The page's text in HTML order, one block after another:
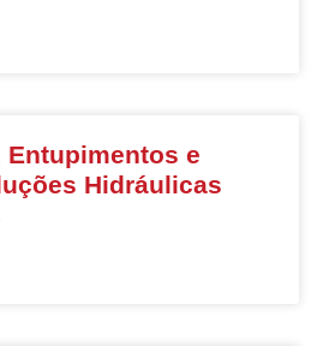
Entupimentos e
Hidráulicas